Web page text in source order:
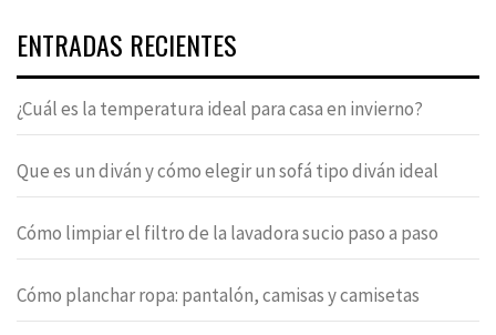
ENTRADAS RECIENTES
¿Cuál es la temperatura ideal para casa en invierno?
Que es un diván y cómo elegir un sofá tipo diván ideal
Cómo limpiar el filtro de la lavadora sucio paso a paso
Cómo planchar ropa: pantalón, camisas y camisetas